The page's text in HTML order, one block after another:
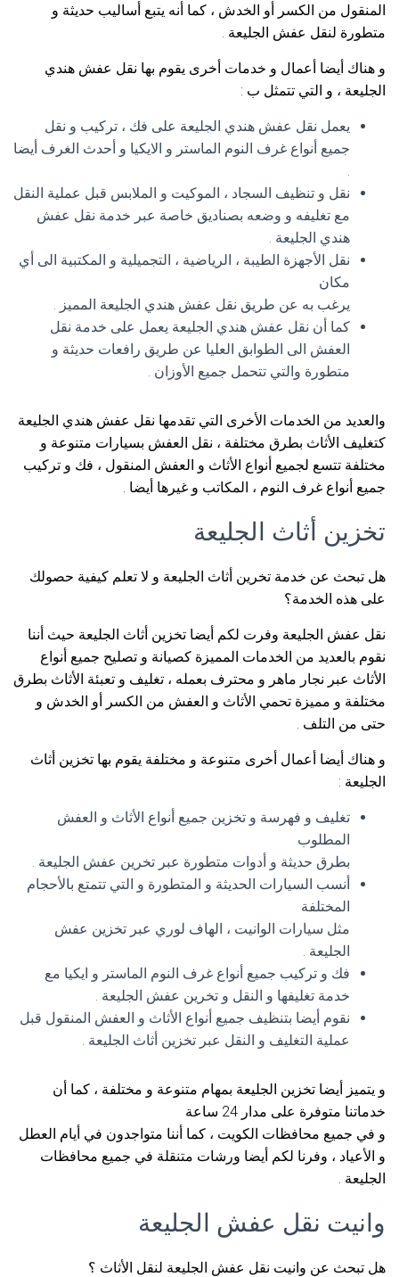
المنقول من الكسر أو الخدش ، كما أنه يتبع أساليب حديثة و
متطورة لنقل عفش الجليعة .
و هناك أيضا أعمال و خدمات أخرى يقوم بها نقل عفش هندي
الجليعة ، و التي تتمثل ب :
يعمل نقل عفش هندي الجليعة على فك ، تركيب و نقل
جميع أنواع غرف النوم الماستر و الايكيا و أحدث الغرف أيضا
.
نقل و تنظيف السجاد ، الموكيت و الملابس قبل عملية النقل
مع تغليفه و وضعه بصناديق خاصة عبر خدمة نقل عفش
هندي الجليعة .
نقل الأجهزة الطيبة ، الرياضية ، التجميلية و المكتبية الى أي
مكان
يرغب به عن طريق نقل عفش هندي الجليعة المميز .
كما أن نقل عفش هندي الجليعة يعمل على خدمة نقل
العفش الى الطوابق العليا عن طريق رافعات حديثة و
متطورة والتي تتحمل جميع الأوزان .
والعديد من الخدمات الأخرى التي تقدمها نقل عفش هندي الجليعة
كتغليف الأثاث بطرق مختلفة ، نقل العفش بسيارات متنوعة و
مختلفة تتسع لجميع أنواع الأثاث و العفش المنقول ، فك و تركيب
جميع أنواع غرف النوم ، المكاتب و غيرها أيضا .
تخزين أثاث الجليعة
هل تبحث عن خدمة تخرين أثاث الجليعة و لا تعلم كيفية حصولك
على هذه الخدمة؟
نقل عفش الجليعة وفرت لكم أيضا تخزين أثاث الجليعة حيث أننا
نقوم بالعديد من الخدمات المميزة كصيانة و تصليح جميع أنواع
الأثاث عبر نجار ماهر و محترف بعمله ، تغليف و تعبئة الأثاث بطرق
مختلفة و مميزة تحمي الأثاث و العفش من الكسر أو الخدش و
حتى من التلف .
و هناك أيضا أعمال أخرى متنوعة و مختلفة يقوم بها تخزين أثاث
الجليعة :
تغليف و فهرسة و تخزين جميع أنواع الأثاث و العفش
المطلوب
بطرق حديثة و أدوات متطورة عبر تخرين عفش الجليعة .
أنسب السيارات الحديثة و المتطورة و التي تتمتع بالأحجام
المختلفة
مثل سيارات الوانيت ، الهاف لوري عبر تخزين عفش
الجليعة .
فك و تركيب جميع أنواع غرف النوم الماستر و ايكيا مع
خدمة تغليفها و النقل و تخرين عفش الجليعة .
نقوم أيضا بتنظيف جميع أنواع الأثاث و العفش المنقول قبل
عملية التغليف و النقل عبر تخزين أثاث الجليعة .
و يتميز أيضا تخزين الجليعة بمهام متنوعة و مختلفة ، كما أن
خدماتنا متوفرة على مدار 24 ساعة
و في جميع محافظات الكويت ، كما أننا متواجدون في أيام العطل
و الأعياد ، وفرنا لكم أيضا ورشات متنقلة في جميع محافظات
الجليعة .
وانيت نقل عفش الجليعة
هل تبحث عن وانيت نقل عفش الجليعة لنقل الأثاث ؟